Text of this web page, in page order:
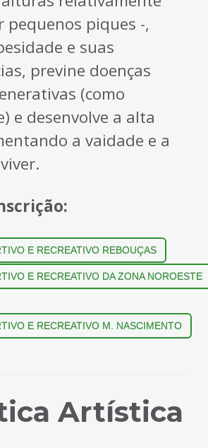
pequenos piques -,
e suas
previne doenças
(como
e desenvolve a alta
a vaidade e a
E RECREATIVO REBOUÇAS
E RECREATIVO DA ZONA NOROESTE
E RECREATIVO M. NASCIMENTO
Artística